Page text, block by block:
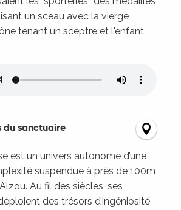
un sceau avec la vierge
tenant un sceptre et l'enfant
du sanctuaire
est un univers autonome d’une
suspendue à près de 100m
Au fil des siècles, ses
des trésors d’ingéniosité